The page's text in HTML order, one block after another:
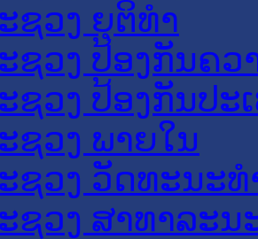
ຊວງ ຍຸຕິທໍາ
ຊວງ ປ້ອງກັນຄວ
ຊວງ ປ້ອງກັນປະ
ຊວງ ພາຍໃນ
ຊວງ ວັດທະນະ
ຊວງ ສາທາລະນ